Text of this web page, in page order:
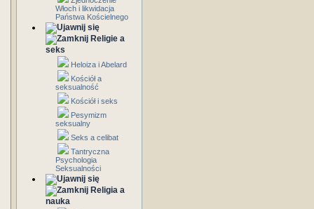
Włoch i likwidacja
Państwa Kościelnego
Religie a
seks
Heloiza i Abelard
Kościół a
seksualność
Kościół i seks
Pesymizm
seksualny
Seks a celibat
Tantryczna
Psychologia
Seksualności
Religia a
nauka